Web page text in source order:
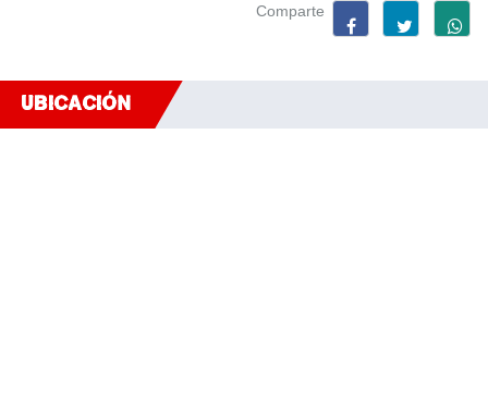
Comparte
UBICACIÓN